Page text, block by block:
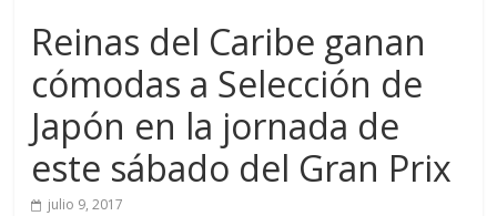
Reinas del Caribe ganan
cómodas a Selección de
Japón en la jornada de
este sábado del Gran Prix
julio 9, 2017